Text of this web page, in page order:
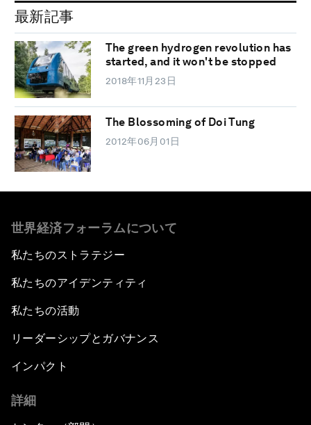
最新記事
The green hydrogen revolution has
started, and it won't be stopped
2018年11月23日
The Blossoming of Doi Tung
2012年06月01日
世界経済フォーラムについて
私たちのストラテジー
私たちのアイデンティティ
私たちの活動
リーダーシップとガバナンス
インパクト
詳細